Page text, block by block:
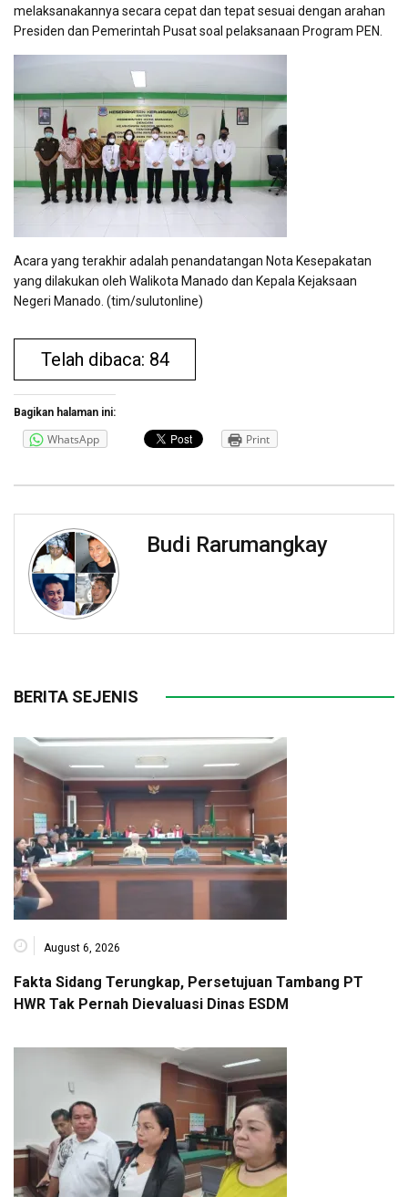
melaksanakannya secara cepat dan tepat sesuai dengan arahan
Presiden dan Pemerintah Pusat soal pelaksanaan Program PEN.
Acara yang terakhir adalah penandatangan Nota Kesepakatan
yang dilakukan oleh Walikota Manado dan Kepala Kejaksaan
Negeri Manado. (tim/sulutonline)
Telah dibaca: 84
Bagikan halaman ini:
WhatsApp Print
Budi Rarumangkay
BERITA SEJENIS
August 6, 2026
Fakta Sidang Terungkap, Persetujuan Tambang PT
HWR Tak Pernah Dievaluasi Dinas ESDM